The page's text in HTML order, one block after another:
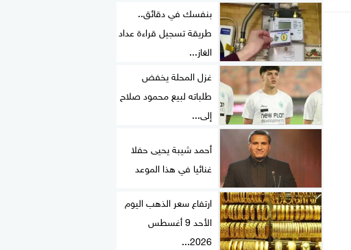
بنفسك في دقائق..
طريقة تسجيل قراءة عداد
الغاز...
غزل المحلة يخفض
طلباته لبيع محمود صلاح
إلى...
أحمد شيبة يحيى حفلا
غنائيا في هذا الموعد
ارتفاع سعر الذهب اليوم
الأحد 9 أغسطس
2026...